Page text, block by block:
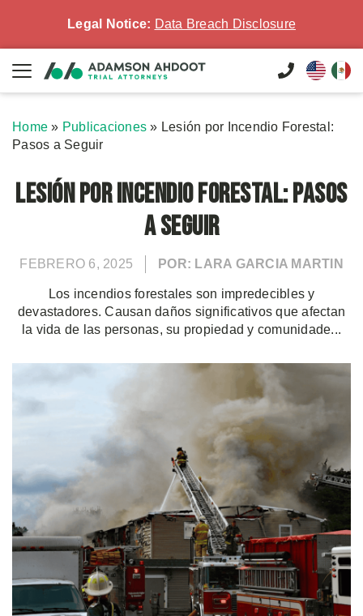
Legal Notice: Data Breach Disclosure
Home » Publicaciones » Lesión por Incendio Forestal:
Pasos a Seguir
Lesión por Incendio Forestal: Pasos
a Seguir
FEBRERO 6, 2025 POR: LARA GARCIA MARTIN
Los incendios forestales son impredecibles y
devastadores. Causan daños significativos que afectan
la vida de las personas, su propiedad y comunidade...